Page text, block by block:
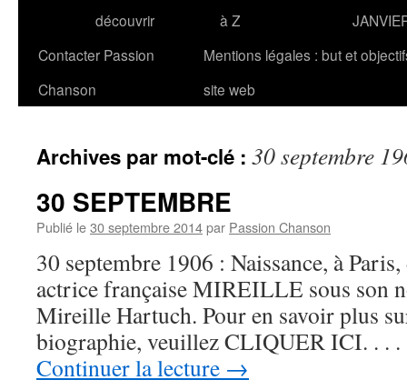
découvrir
à Z
Contacter Passion
Chanson
Mentions légales : but et
site web
Archives par mot-clé : 30 septembre
30 SEPTEMBRE
Publié le30 septembre 2014par Passion Chanson
30 septembre 1906 : Naissance, à
actrice française MIREILLE sous son
Mireille Hartuch. Pour en savoir plus
biographie, veuillez CLIQUER ICI.
Continuer la lecture →